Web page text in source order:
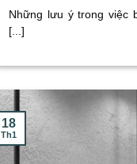
Những lưu ý trong việc
[...]
18
Th1